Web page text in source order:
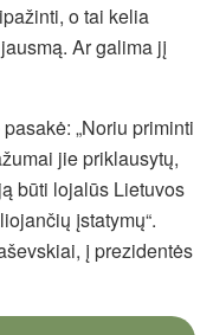
o tai kelia
Ar galima jį
„Noriu priminti
jie priklausytų,
būti lojalūs Lietuvos
įstatymų“.
į prezidentės